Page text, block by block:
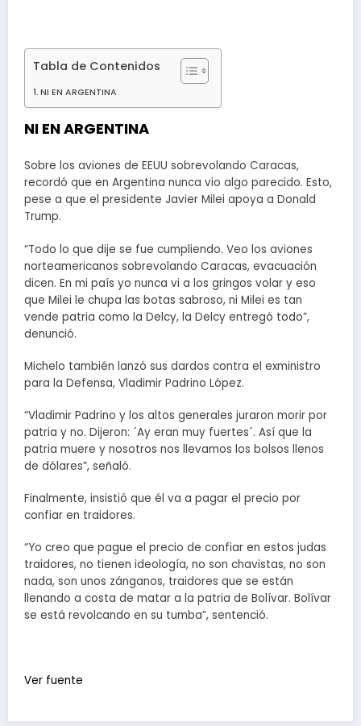
Tabla de Contenidos
NI EN ARGENTINA
NI EN ARGENTINA
Sobre los aviones de EEUU sobrevolando Caracas,
recordó que en Argentina nunca vio algo parecido. Esto,
pese a que el presidente Javier Milei apoya a Donald
Trump.
“Todo lo que dije se fue cumpliendo. Veo los aviones
norteamericanos sobrevolando Caracas, evacuación
dicen. En mi país yo nunca vi a los gringos volar y eso
que Milei le chupa las botas sabroso, ni Milei es tan
vende patria como la Delcy, la Delcy entregó todo”,
denunció.
Michelo también lanzó sus dardos contra el exministro
para la Defensa, Vladimir Padrino López.
“Vladimir Padrino y los altos generales juraron morir por
patria y no. Dijeron: ´Ay eran muy fuertes´. Así que la
patria muere y nosotros nos llevamos los bolsos llenos
de dólares”, señaló.
Finalmente, insistió que él va a pagar el precio por
confiar en traidores.
“Yo creo que pague el precio de confiar en estos judas
traidores, no tienen ideología, no son chavistas, no son
nada, son unos zánganos, traidores que se están
llenando a costa de matar a la patria de Bolívar. Bolívar
se está revolcando en su tumba”, sentenció.
Ver fuente